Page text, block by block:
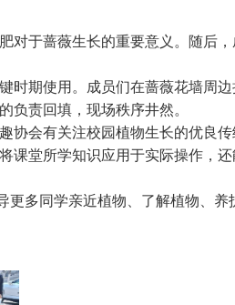
对于蔷薇生长的重要意义。随后
时期使用。成员们在蔷薇花墙周
责回填，现场秩序井然。
协会有关注校园植物生长的优良
课堂所学知识应用于实际操作，
多同学亲近植物、了解植物、养